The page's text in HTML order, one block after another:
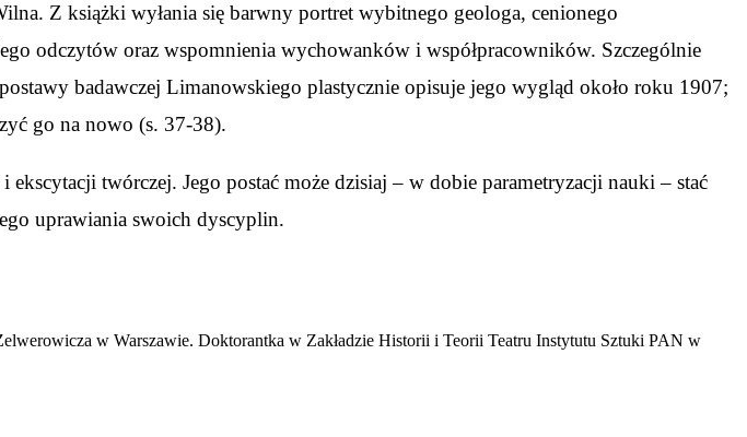
Z książki wyłania się barwny portret wybitnego geologa, cenionego
odczytów oraz wspomnienia wychowanków i współpracowników. Szczególnie
badawczej Limanowskiego plastycznie opisuje jego wygląd około roku 1907;
go na nowo (s. 37-38).
twórczej. Jego postać może dzisiaj – w dobie parametryzacji nauki – stać
uprawiania swoich dyscyplin.
w Warszawie. Doktorantka w Zakładzie Historii i Teorii Teatru Instytutu Sztuki PAN w